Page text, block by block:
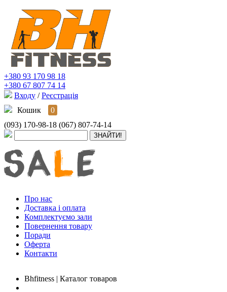
+380 93 170 98 18
+380 67 807 74 14
Входу / Реєстрація
Кошик
0
(093) 170-98-18 (067) 807-74-14
Про нас
Доставка і оплата
Комплектуємо зали
Повернення товару
Поради
Оферта
Контакти
Bhfitness | Каталог товаров